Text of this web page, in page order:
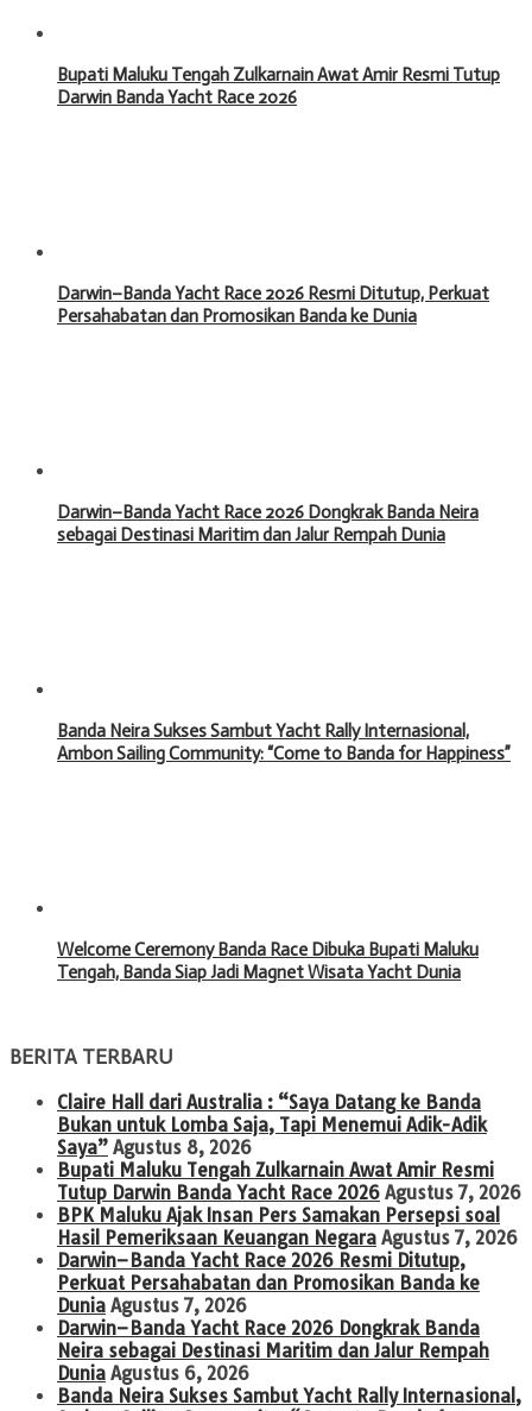
Bupati Maluku Tengah Zulkarnain Awat Amir Resmi Tutup
Darwin Banda Yacht Race 2026
Darwin–Banda Yacht Race 2026 Resmi Ditutup, Perkuat
Persahabatan dan Promosikan Banda ke Dunia
Darwin–Banda Yacht Race 2026 Dongkrak Banda Neira
sebagai Destinasi Maritim dan Jalur Rempah Dunia
Banda Neira Sukses Sambut Yacht Rally Internasional,
Ambon Sailing Community: “Come to Banda for Happiness”
Welcome Ceremony Banda Race Dibuka Bupati Maluku
Tengah, Banda Siap Jadi Magnet Wisata Yacht Dunia
BERITA TERBARU
Claire Hall dari Australia : “Saya Datang ke Banda
Bukan untuk Lomba Saja, Tapi Menemui Adik-Adik
Saya” Agustus 8, 2026
Bupati Maluku Tengah Zulkarnain Awat Amir Resmi
Tutup Darwin Banda Yacht Race 2026 Agustus 7, 2026
BPK Maluku Ajak Insan Pers Samakan Persepsi soal
Hasil Pemeriksaan Keuangan Negara Agustus 7, 2026
Darwin–Banda Yacht Race 2026 Resmi Ditutup,
Perkuat Persahabatan dan Promosikan Banda ke
Dunia Agustus 7, 2026
Darwin–Banda Yacht Race 2026 Dongkrak Banda
Neira sebagai Destinasi Maritim dan Jalur Rempah
Dunia Agustus 6, 2026
Banda Neira Sukses Sambut Yacht Rally Internasional,